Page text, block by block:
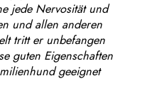
jede Nervosität und
und allen anderen
tritt er unbefangen
guten Eigenschaften
geeignet